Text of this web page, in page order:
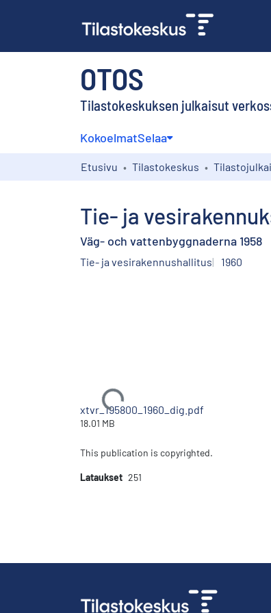
OTOS
Tilastokeskuksen julkaisut
KokoelmatSelaa
Etusivu Tilastokeskus
Tie- ja
Väg- och vattenbyggnaderna 1958
Tie- ja vesirakennushallitus 1960
Ladataan...
xtvr_195800_1960_dig.pdf
18.01 MB
This publication is copyrighted.
Lataukset 251